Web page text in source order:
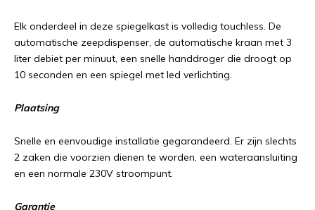
Elk onderdeel in deze spiegelkast is volledig touchless. De
automatische zeepdispenser, de automatische kraan met 3
liter debiet per minuut, een snelle handdroger die droogt op
10 seconden en een spiegel met led verlichting.
Plaatsing
Snelle en eenvoudige installatie gegarandeerd. Er zijn slechts
2 zaken die voorzien dienen te worden, een wateraansluiting
en een normale 230V stroompunt.
Garantie